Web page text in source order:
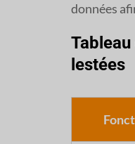
données
lestées